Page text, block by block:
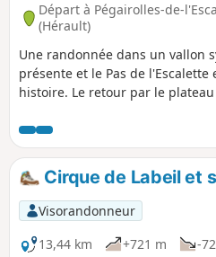
Départ à Pégairolles-de-
(Hérault)
Une randonnée dans un vallon
présente et le Pas de
histoire. Le retour par le
sentiers empruntés par cet
Cependant il existe sur place
Voir les avis janvier 2021.
Cirque de Labeil et
Visorandonneur
13,44 km
+721 m
-